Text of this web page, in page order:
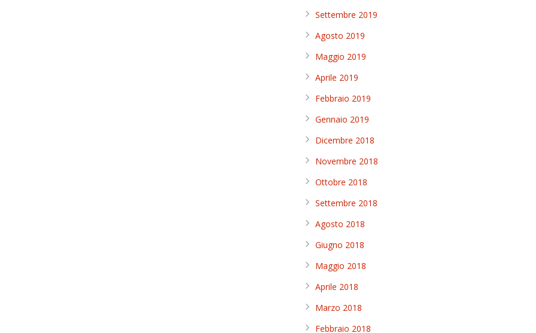
Settembre 2019
Agosto 2019
Maggio 2019
Aprile 2019
Febbraio 2019
Gennaio 2019
Dicembre 2018
Novembre 2018
Ottobre 2018
Settembre 2018
Agosto 2018
Giugno 2018
Maggio 2018
Aprile 2018
Marzo 2018
Febbraio 2018